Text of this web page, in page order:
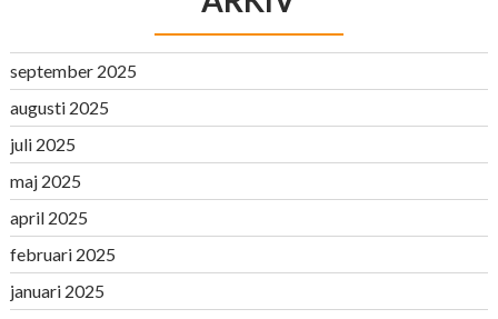
september 2025
augusti 2025
juli 2025
maj 2025
april 2025
februari 2025
januari 2025